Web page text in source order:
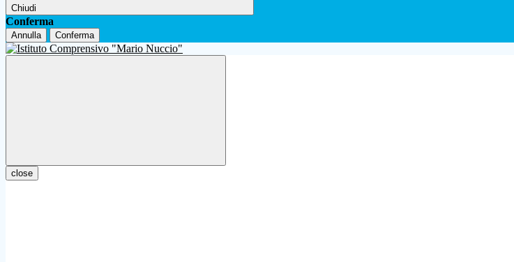
Chiudi
Conferma
Annulla Conferma
close